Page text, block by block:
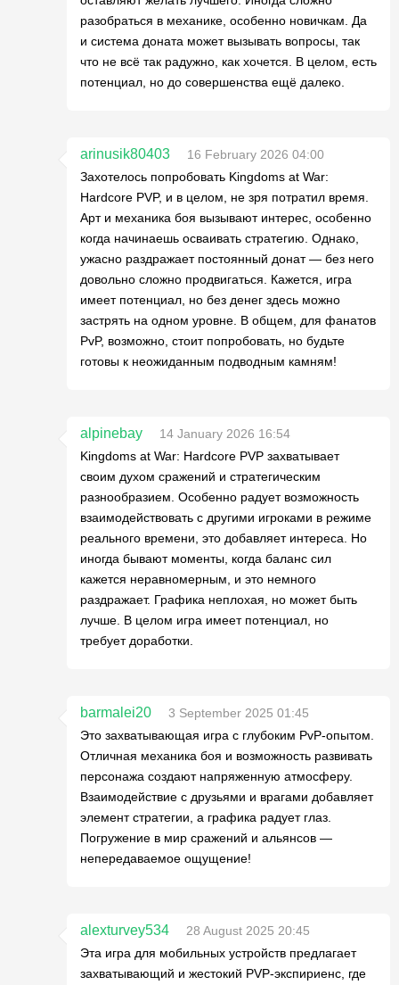
разобраться в механике, особенно новичкам. Да
и система доната может вызывать вопросы, так
что не всё так радужно, как хочется. В целом, есть
потенциал, но до совершенства ещё далеко.
arinusik80403
16 February 2026 04:00
Захотелось попробовать Kingdoms at War:
Hardcore PVP, и в целом, не зря потратил время.
Арт и механика боя вызывают интерес, особенно
когда начинаешь осваивать стратегию. Однако,
ужасно раздражает постоянный донат — без него
довольно сложно продвигаться. Кажется, игра
имеет потенциал, но без денег здесь можно
застрять на одном уровне. В общем, для фанатов
PvP, возможно, стоит попробовать, но будьте
готовы к неожиданным подводным камням!
alpinebay
14 January 2026 16:54
Kingdoms at War: Hardcore PVP захватывает
своим духом сражений и стратегическим
разнообразием. Особенно радует возможность
взаимодействовать с другими игроками в режиме
реального времени, это добавляет интереса. Но
иногда бывают моменты, когда баланс сил
кажется неравномерным, и это немного
раздражает. Графика неплохая, но может быть
лучше. В целом игра имеет потенциал, но
требует доработки.
barmalei20
3 September 2025 01:45
Это захватывающая игра с глубоким PvP-опытом.
Отличная механика боя и возможность развивать
персонажа создают напряженную атмосферу.
Взаимодействие с друзьями и врагами добавляет
элемент стратегии, а графика радует глаз.
Погружение в мир сражений и альянсов —
непередаваемое ощущение!
alexturvey534
28 August 2025 20:45
Эта игра для мобильных устройств предлагает
захватывающий и жестокий PVP-экспириенс, где